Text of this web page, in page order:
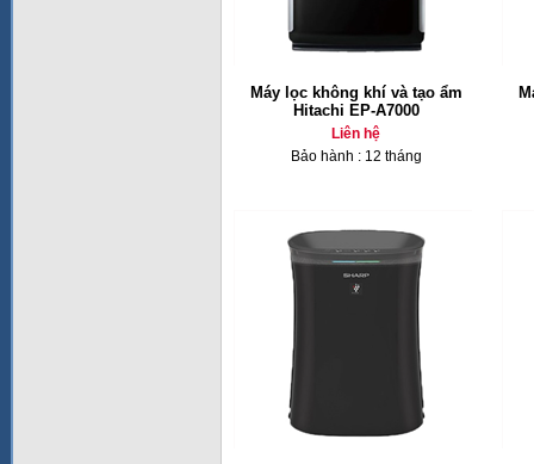
Máy lọc không khí và tạo ẩm
Hitachi EP-A7000
Liên hệ
Bảo hành : 12 tháng